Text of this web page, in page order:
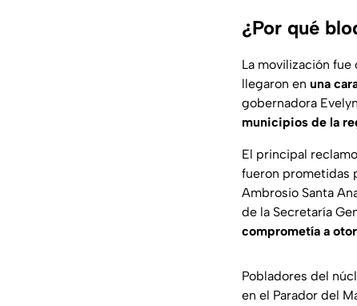
¿Por qué
La movilización
llegaron en una
gobernadora
municipios de la
El principal
fueron prometidas
Ambrosio Santa
de la Secretaría
comprometía a
Pobladores del
en el Parador del